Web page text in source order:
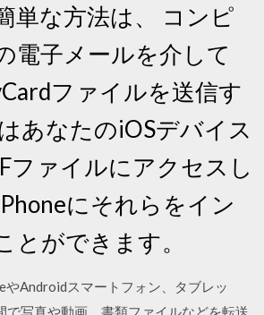
単な方法は、 コンピ
電子メールを介して
ファイルを送信す
あなたのiOSデバイス
ファイルにアクセスし
にそれらをイン
とができます。
Androidスマートフォン、タブレッ
で写真や動画、書類ファイルなどを転送